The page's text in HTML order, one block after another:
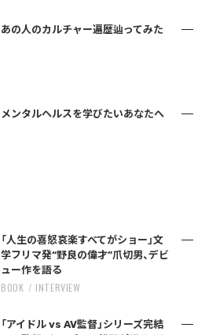
あの人のカルチャー遍歴辿ってみた
メンタルヘルスを学びたいあなたへ
「人生の喜怒哀楽すべてがショー」文
学フリマ発“野良の偉才”爪切男、デビ
ュー作を語る
BOOK INTERVIEW
「アイドル vs AV監督」シリーズ完結